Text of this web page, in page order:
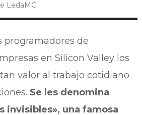
LedaMC
programadores de
en Silicon Valley los
valor al trabajo cotidiano
Se les denomina
invisibles», una famosa